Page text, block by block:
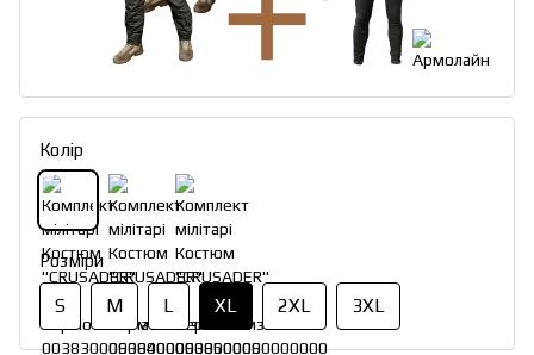
Колір
Розміри
S M L XL 2XL 3XL